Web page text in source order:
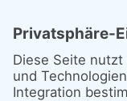
© 1987 – 2025